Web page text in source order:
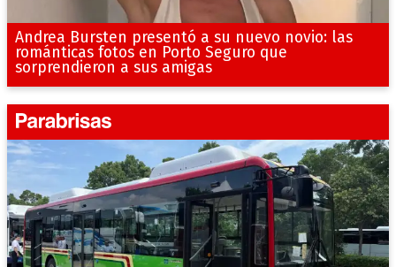
Andrea Bursten presentó a su nuevo novio: las
románticas fotos en Porto Seguro que
sorprendieron a sus amigas